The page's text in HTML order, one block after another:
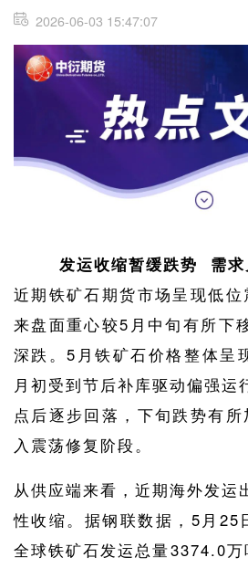
2026-06-03 15:47:07
发运收缩暂缓跌势 需求
近期铁矿石期货市场呈现低
来盘面重心较5月中旬有所下
深跌。5月铁矿石价格整体呈
月初受到节后补库驱动偏强运
点后逐步回落，下旬跌势有
入震荡修复阶段。
从供应端来看，近期海外发运
性收缩。据钢联数据，5月25
全球铁矿石发运总量3374.0